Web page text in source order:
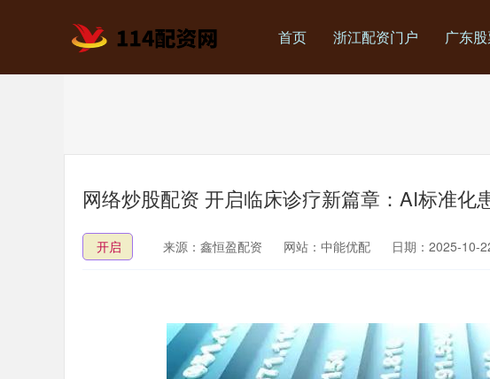
首页 浙江配资门户 广东
网络炒股配资 开启临床诊疗新篇章：AI标准化
开启 来源：鑫恒盈配资 网站：中能优配 日期：2025-10-